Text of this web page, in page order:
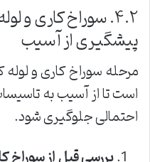
۴.۲. سوراخ کاری و
پیشگیری از آسیب
مرحله سوراخ کاری و
است تا از آسیب به
احتمالی جلوگیری شود.